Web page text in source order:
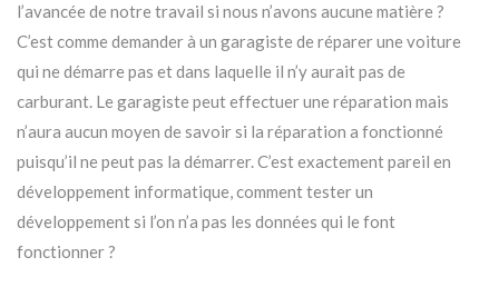
l’avancée de notre travail si nous n’avons aucune matière ?
C’est comme demander à un garagiste de réparer une voiture
qui ne démarre pas et dans laquelle il n’y aurait pas de
carburant. Le garagiste peut effectuer une réparation mais
n’aura aucun moyen de savoir si la réparation a fonctionné
puisqu’il ne peut pas la démarrer. C’est exactement pareil en
développement informatique, comment tester un
développement si l’on n’a pas les données qui le font
fonctionner ?